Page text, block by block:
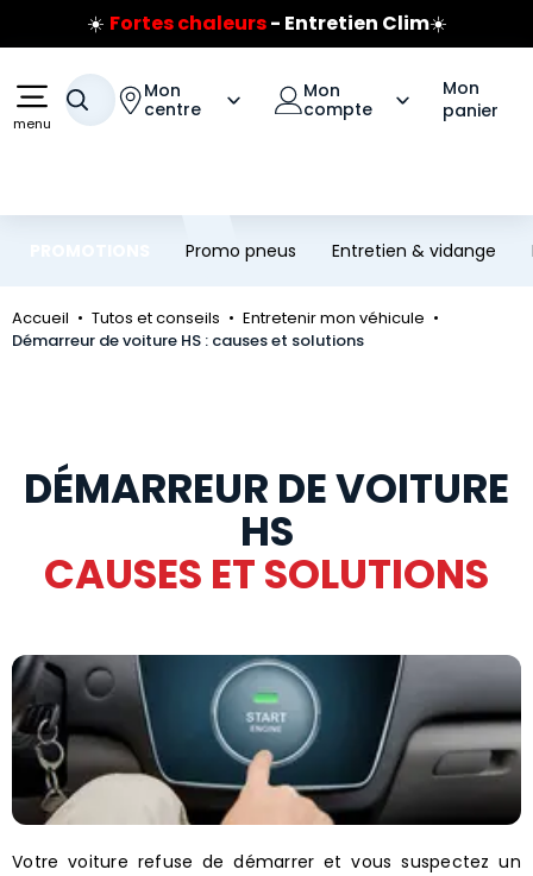
Aller au contenu principal
Aller à la navigation
☀️ Fortes chaleurs- Entretien Clim☀️
Jusqu'à 120€ remboursés sur les pneus Bridgestone
menu
Votre recherche
Mon
centre
Mon
compte
Mon
panier
Promo pneus Entretien & vidange
Accueil Tutos et conseils
Entretenir mon véhicule
Démarreur de voiture HS : causes et solutions
DÉMARREUR DE VOITURE
HS
CAUSES ET SOLUTIONS
Votre voiture refuse de démarrer et vous suspectez un